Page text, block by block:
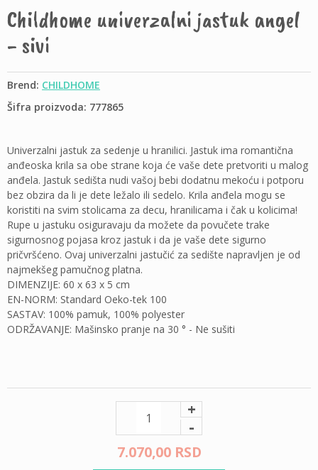
Childhome univerzalni jastuk angel
- sivi
Brend: CHILDHOME
Šifra proizvoda: 777865
Univerzalni jastuk za sedenje u hranilici. Jastuk ima romantična
anđeoska krila sa obe strane koja će vaše dete pretvoriti u malog
anđela. Jastuk sedišta nudi vašoj bebi dodatnu mekoću i potporu
bez obzira da li je dete ležalo ili sedelo. Krila anđela mogu se
koristiti na svim stolicama za decu, hranilicama i čak u kolicima!
Rupe u jastuku osiguravaju da možete da povučete trake
sigurnosnog pojasa kroz jastuk i da je vaše dete sigurno
pričvršćeno. Ovaj univerzalni jastučić za sedište napravljen je od
najmekšeg pamučnog platna.
DIMENZIJE: 60 x 63 x 5 cm
EN-NORM: Standard Oeko-tek 100
SASTAV: 100% pamuk, 100% polyester
ODRŽAVANJE: Mašinsko pranje na 30 ° - Ne sušiti
+
-
7.070,00 RSD